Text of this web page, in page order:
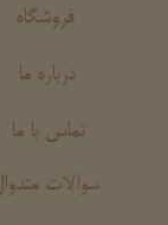
فروشگاه
درباره ما
تماس با ما
سوالات متدوال